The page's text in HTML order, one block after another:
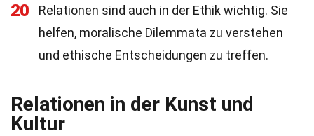
20
Relationen sind auch in der Ethik wichtig. Sie
helfen, moralische Dilemmata zu verstehen
und ethische Entscheidungen zu treffen.
Relationen in der Kunst und
Kultur